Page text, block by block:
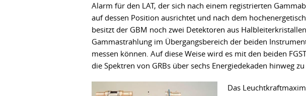
Alarm für den LAT, der sich nach einem registrierten
auf dessen Position ausrichtet und nach dem
besitzt der GBM noch zwei Detektoren aus
Gammastrahlung im Übergangsbereich der beiden
messen können. Auf diese Weise wird es mit den beiden
die Spektren von GRBs über sechs Energiedekaden hinweg
Das